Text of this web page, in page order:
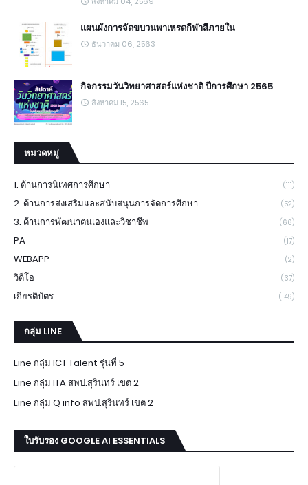
แผนผังการจัดขบวนพาเหรดกีฬาสีภายใน
ธันวาคม 06, 2563
กิจกรรมวันวิทยาศาสตร์แห่งชาติ ปีการศึกษา 2565
สิงหาคม 15, 2565
หมวดหมู่
1. ด้านการนิเทศการศึกษา (111)
2. ด้านการส่งเสริมและสนับสนุนการจัดการศึกษา (52)
3. ด้านการพัฒนาตนเองและวิชาชีพ (66)
PA (17)
WEBAPP (2)
วิดีโอ (37)
เกียรติบัตร (149)
กลุ่ม LINE
Line กลุ่ม ICT Talent รุ่นที่ 5
Line กลุ่ม ITA สพป.สุรินทร์ เขต 2
Line กลุ่ม Q info สพป.สุรินทร์ เขต 2
ใบรับรอง GOOGLE AI ESSENTIALS